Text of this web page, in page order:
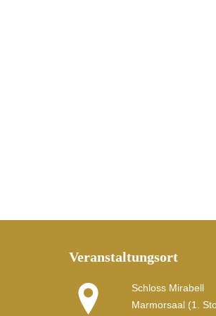
Veranstaltungsort
Schloss Mirabell
Marmorsaal (1.